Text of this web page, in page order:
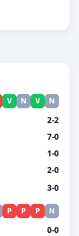
V N V N
2-2
7-0
1-0
2-0
3-0
P P P N
0-0